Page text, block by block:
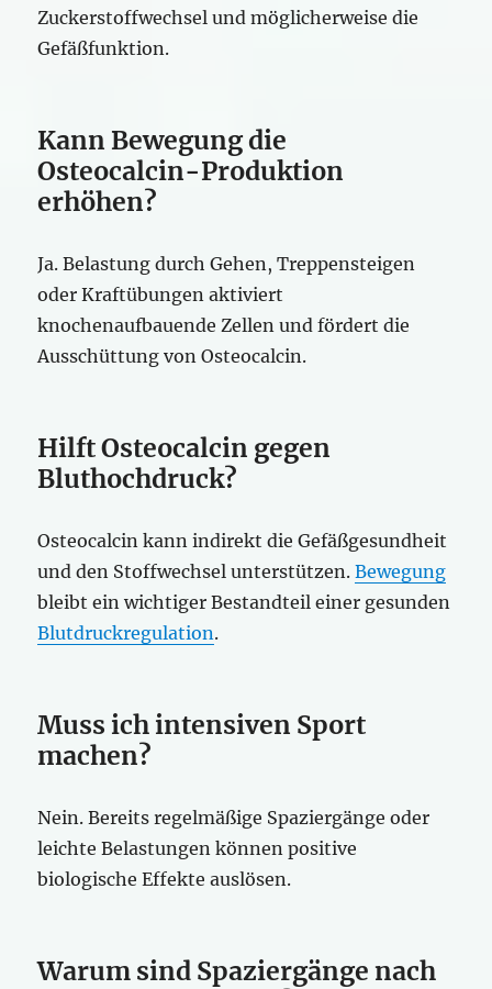
Zuckerstoffwechsel und möglicherweise die
Gefäßfunktion.
Kann Bewegung die
Osteocalcin-Produktion
erhöhen?
Ja. Belastung durch Gehen, Treppensteigen
oder Kraftübungen aktiviert
knochenaufbauende Zellen und fördert die
Ausschüttung von Osteocalcin.
Hilft Osteocalcin gegen
Bluthochdruck?
Osteocalcin kann indirekt die Gefäßgesundheit
und den Stoffwechsel unterstützen.Bewegung
bleibt ein wichtiger Bestandteil einer gesunden
Blutdruckregulation.
Muss ich intensiven Sport
machen?
Nein. Bereits regelmäßige Spaziergänge oder
leichte Belastungen können positive
biologische Effekte auslösen.
Warum sind Spaziergänge nach